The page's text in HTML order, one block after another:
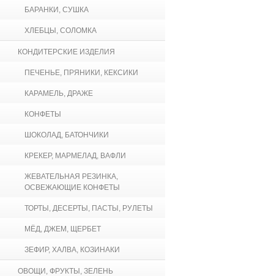
БАРАНКИ, СУШКА
ХЛЕБЦЫ, СОЛОМКА
КОНДИТЕРСКИЕ ИЗДЕЛИЯ
ПЕЧЕНЬЕ, ПРЯНИКИ, КЕКСИКИ
КАРАМЕЛЬ, ДРАЖЕ
КОНФЕТЫ
ШОКОЛАД, БАТОНЧИКИ
КРЕКЕР, МАРМЕЛАД, ВАФЛИ
ЖЕВАТЕЛЬНАЯ РЕЗИНКА,
ОСВЕЖАЮЩИЕ КОНФЕТЫ
ТОРТЫ, ДЕСЕРТЫ, ПАСТЫ, РУЛЕТЫ
МЁД, ДЖЕМ, ЩЕРБЕТ
ЗЕФИР, ХАЛВА, КОЗИНАКИ
ОВОЩИ, ФРУКТЫ, ЗЕЛЕНЬ